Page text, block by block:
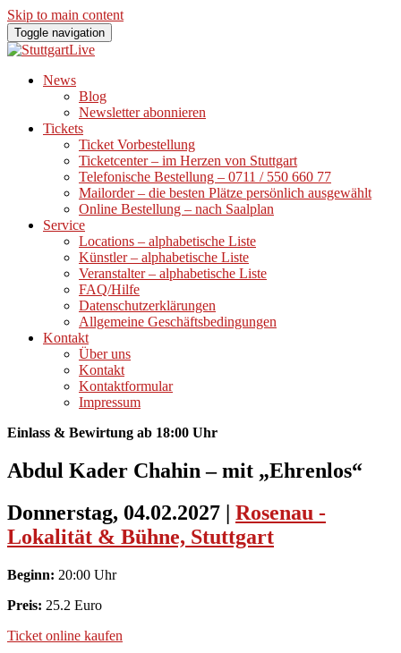
Skip to main content
Toggle navigation
News
Blog
Newsletter abonnieren
Tickets
Ticket Vorbestellung
Ticketcenter – im Herzen von Stuttgart
Telefonische Bestellung – 0711 / 550 660 77
Mailorder – die besten Plätze persönlich ausgewählt
Online Bestellung – nach Saalplan
Service
Locations – alphabetische Liste
Künstler – alphabetische Liste
Veranstalter – alphabetische Liste
FAQ/Hilfe
Datenschutzerklärungen
Allgemeine Geschäftsbedingungen
Kontakt
Über uns
Kontakt
Kontaktformular
Impressum
Einlass & Bewirtung ab 18:00 Uhr
Abdul Kader Chahin – mit „Ehrenlos“
Donnerstag, 04.02.2027 | Rosenau -
Lokalität & Bühne, Stuttgart
Beginn: 20:00 Uhr
Preis: 25.2 Euro
Ticket online kaufen